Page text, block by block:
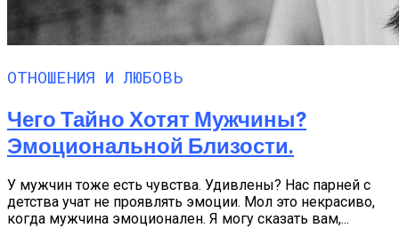
ОТНОШЕНИЯ И ЛЮБОВЬ
Чего Тайно Хотят Мужчины?
Эмоциональной Близости.
У мужчин тоже есть чувства. Удивлены? Нас парней с
детства учат не проявлять эмоции. Мол это некрасиво,
когда мужчина эмоционален. Я могу сказать вам,...